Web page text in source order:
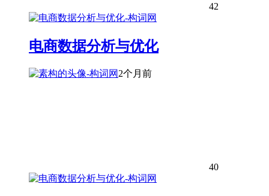
42
电商数据分析与优化
2个月前
40